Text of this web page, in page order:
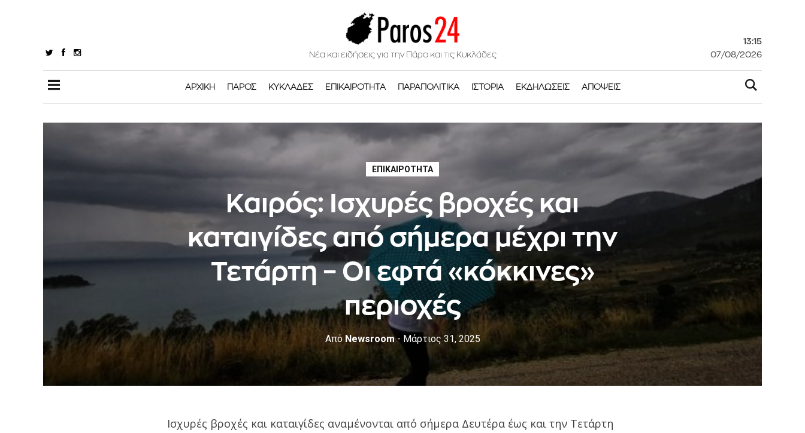
Νέα και ειδήσεις για την Πάρο και τις Κυκλάδες
13:15
07/08/2026
ΑΡΧΙΚΉ ΠΆΡΟΣ ΚΥΚΛΆΔΕΣ ΕΠΙΚΑΙΡΌΤΗΤΑ ΠΑΡΑΠΟΛΙΤΙΚΆ ΙΣΤΟΡΊΑ ΕΚΔΗΛΏΣΕΙΣ ΑΠΌΨΕΙΣ
ΕΠΙΚΑΙΡΌΤΗΤΑ
Καιρός: Ισχυρές βροχές και
καταιγίδες από σήμερα μέχρι την
Τετάρτη – Οι εφτά «κόκκινες»
περιοχές
ΑπόNewsroom - Μάρτιος 31, 2025
Ισχυρές βροχές και καταιγίδες αναμένονται από σήμερα Δευτέρα έως και την Τετάρτη